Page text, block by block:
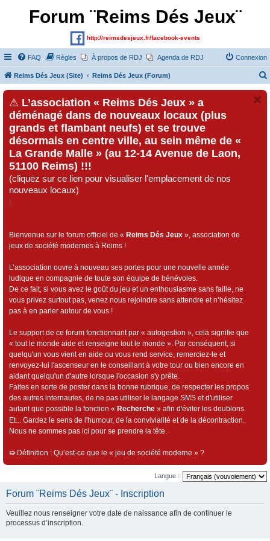
Forum ¨Reims Dés Jeux¨
http://reimsdesjeux.fr/facebook-events
FAQ Règles À propos de RDJ Agenda de RDJ Connexion
Reims Dés Jeux (Site) Reims Dés Jeux (Forum)
⚠ L’association « Reims Dés Jeux » a
déménagé dans de nouveaux locaux (plus
grands et flambant neufs) et se trouve
désormais en centre ville, au sein même de «
La Grande Malle » (au 12-14 Avenue de Laon,
51100 Reims) !!!
(cliquez sur ce lien pour visualiser l'emplacement de nos
nouveaux locaux)
)
Bienvenue sur le forum officiel de « Reims Dés Jeux », association de
jeux de société modernes à Reims !
L’association ouvre à nouveau ses portes pour une nouvelle année
ludique en compagnie de toute son équipe de bénévoles.
De ce fait, si vous avez le goût du jeu et un enthousiasme sans faille, ne
vous privez surtout pas, venez nous rejoindre sans attendre et n’hésitez
pas à en parler autour de vous !
Le support de ce forum fonctionnant par « autogestion », cela signifie que
« tout le monde aide et renseigne tout le monde ». Par conséquent, si
quelqu'un vous vient en aide ou vous rend service, remerciez-le et
renvoyez-lui l'ascenseur en le conseillant à votre tour ou bien encore en
aidant quelqu'un d'autre lorsque l'occasion s'y prête.
Faites en sorte de poster dans la bonne rubrique, de respecter les propos
des autres internautes, de ne pas utiliser le langage SMS et d'utiliser
autant que possible la fonction « Recherche » afin d'éviter les doublons.
Et... Gardez le sens de l'humour, de la convivialité et de la décontraction.
Nous ne sommes pas ici pour se prendre la tête.
➯ Définition : Qu’est-ce que le « jeu de société moderne » ?
Langue :
Forum ¨Reims Dés Jeux¨ - Inscription
Veuillez nous renseigner votre date de naissance afin de continuer le
processus d’inscription.